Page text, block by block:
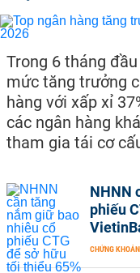
Trong 6 tháng
mức tăng trưởng
hàng với xấp xỉ
các ngân hàng
tham gia tái cơ
NHNN
phiếu
CHỨNG KHOÁN